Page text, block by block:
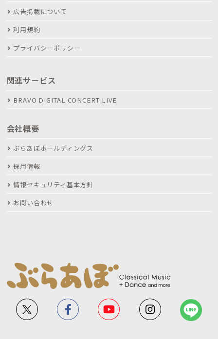
広告掲載について
利用規約
プライバシーポリシー
関連サービス
BRAVO DIGITAL CONCERT LIVE
会社概要
ぶらあぼホールディングス
採用情報
情報セキュリティ基本方針
お問い合わせ